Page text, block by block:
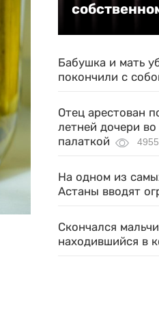
Бабушка и мать
покончили с
Отец арестован
летней дочери
палаткой
4955
На одном из
Астаны вводят
Скончался
находившийся в